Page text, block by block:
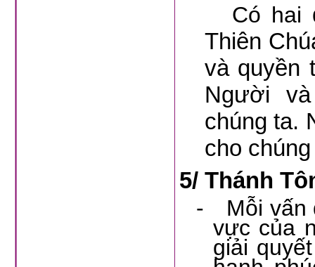
Có hai
Thiên
và quyền
Người
chúng ta.
cho
5/ Thánh
- Mỗi vấn
vực của
giải